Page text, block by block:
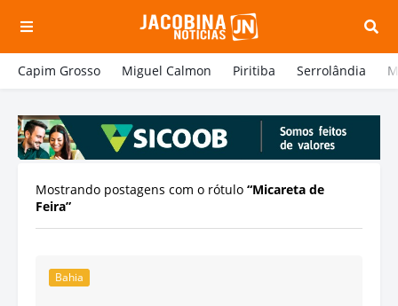
Capim Grosso Miguel Calmon Piritiba Serrolândia
Mostrando postagens com o rótulo Micareta de
Feira
Bahia